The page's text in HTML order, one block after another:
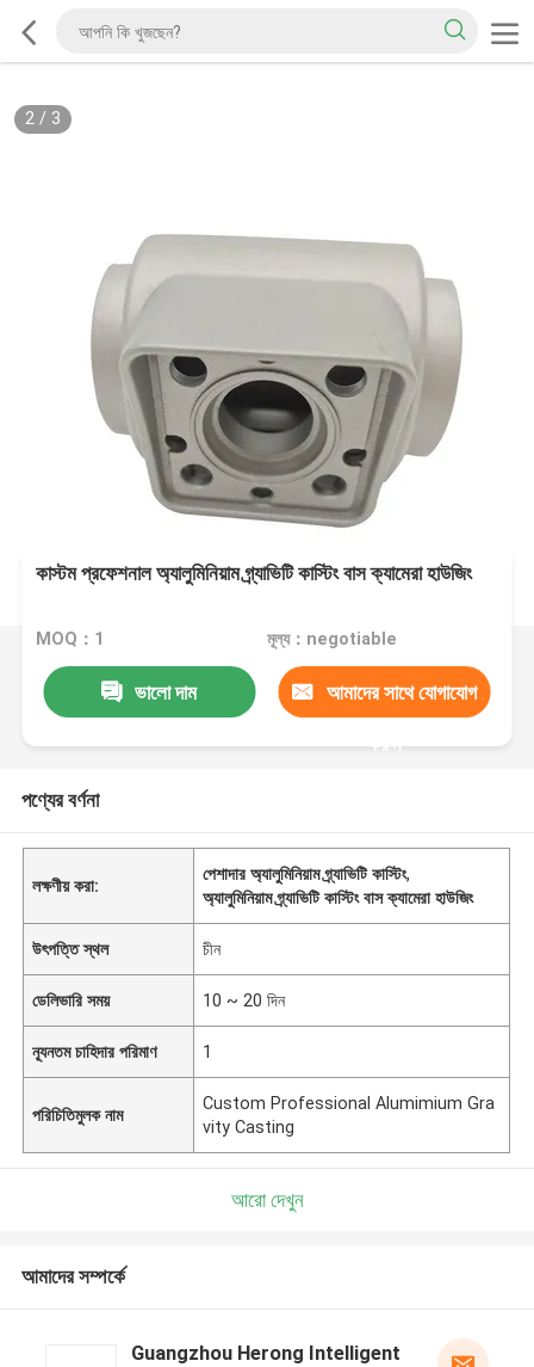
2/ 3
কাস্টম প্রফেশনাল অ্যালুমিনিয়াম গ্র্যাভিটি কাস্টিং বাস ক্যামেরা হাউজিং
MOQ：1 মূল্য：negotiable
ভালো দাম আমাদের সাথে যোগাযোগ
করুন
পণ্যের বর্ণনা
লক্ষণীয় করা:
পেশাদার অ্যালুমিনিয়াম গ্র্যাভিটি কাস্টিং,
অ্যালুমিনিয়াম গ্র্যাভিটি কাস্টিং বাস ক্যামেরা হাউজিং
উৎপত্তি স্থল চীন
ডেলিভারি সময় 10 ~ 20 দিন
ন্যূনতম চাহিদার পরিমাণ 1
পরিচিতিমুলক নাম
Custom Professional Alumimium Gra
vity Casting
আরো দেখুন
আমাদের সম্পর্কে
Guangzhou Herong Intelligent